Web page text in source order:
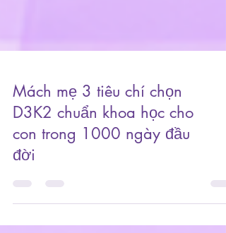
Mách mẹ 3 tiêu chí chọn
D3K2 chuẩn khoa học cho
con trong 1000 ngày đầu